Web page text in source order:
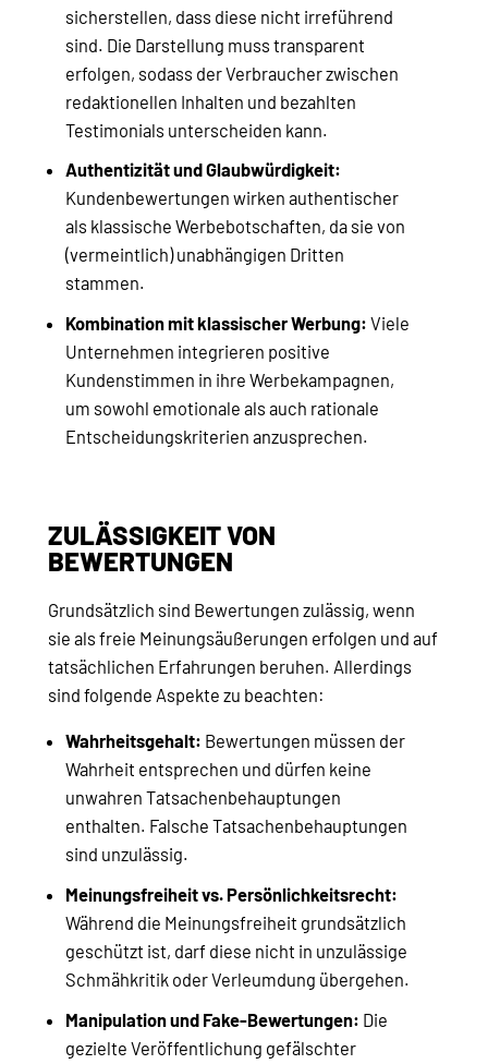
sicherstellen, dass diese nicht irreführend
sind. Die Darstellung muss transparent
erfolgen, sodass der Verbraucher zwischen
redaktionellen Inhalten und bezahlten
Testimonials unterscheiden kann.
Authentizität und Glaubwürdigkeit:
Kundenbewertungen wirken authentischer
als klassische Werbebotschaften, da sie von
(vermeintlich) unabhängigen Dritten
stammen.
Kombination mit klassischer Werbung: Viele
Unternehmen integrieren positive
Kundenstimmen in ihre Werbekampagnen,
um sowohl emotionale als auch rationale
Entscheidungskriterien anzusprechen.
ZULÄSSIGKEIT VON
BEWERTUNGEN
Grundsätzlich sind Bewertungen zulässig, wenn
sie als freie Meinungsäußerungen erfolgen und auf
tatsächlichen Erfahrungen beruhen. Allerdings
sind folgende Aspekte zu beachten:
Wahrheitsgehalt: Bewertungen müssen der
Wahrheit entsprechen und dürfen keine
unwahren Tatsachenbehauptungen
enthalten. Falsche Tatsachenbehauptungen
sind unzulässig.
Meinungsfreiheit vs. Persönlichkeitsrecht:
Während die Meinungsfreiheit grundsätzlich
geschützt ist, darf diese nicht in unzulässige
Schmähkritik oder Verleumdung übergehen.
Manipulation und Fake-Bewertungen: Die
gezielte Veröffentlichung gefälschter